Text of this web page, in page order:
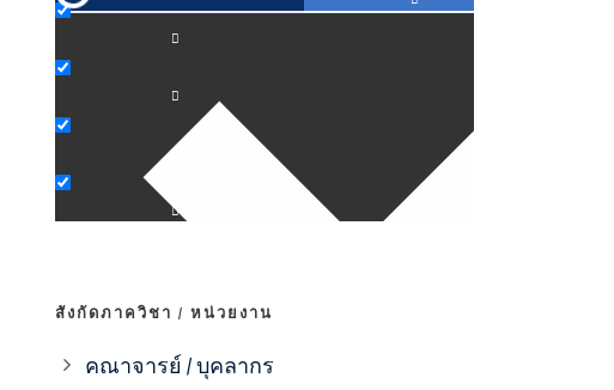
สังกัดภาควิชา / หน่วยงาน
คณาจารย์ / บุคลากร